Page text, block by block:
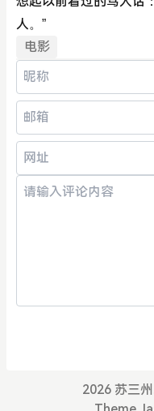
人。”
电影
2026 苏三